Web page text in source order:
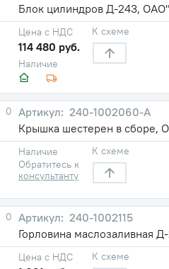
Блок цилиндров Д-243,
Наличие
Цена с НДС
114 480 руб.
К схеме
0
240-1002060-А
Крышка шестерен в
Наличие
Обратитесь к
консультанту
К схеме
0
240-1002115
Горловина
Цена с НДС К схеме